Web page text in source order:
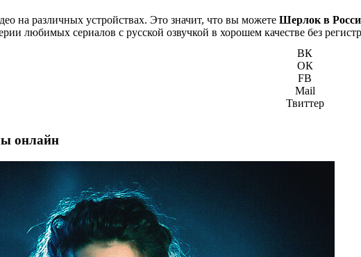
на различных устройствах. Это значит, что вы можете Шерлок в
любимых сериалов с русской озвучкой в хорошем качестве без
ВК
ОК
FB
Mail
Твиттер
онлайн